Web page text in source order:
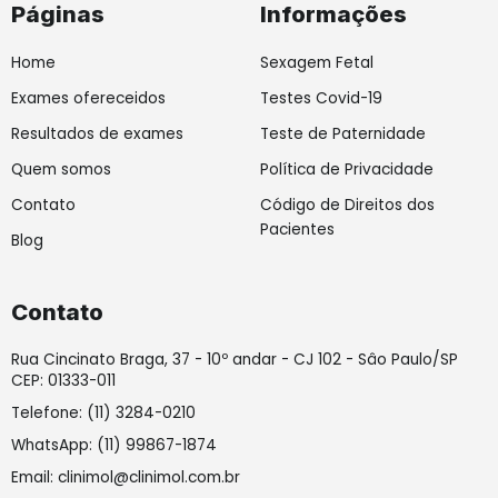
n
n
Páginas
Home
Exames ofereceidos
Resultados de exames
Quem somos
Contato
Blog
Informações
Sexagem Fetal
Testes Covid-19
Teste de Paternidade
Política de Privacidade
Código de Direitos dos
Pacientes
Contato
Rua Cincinato Braga, 37 - 10º andar - CJ 102 - Sâo Paulo/SP
CEP: 01333-011
Telefone: (11) 3284-0210
WhatsApp: (11) 99867-1874
Email: clinimol@clinimol.com.br